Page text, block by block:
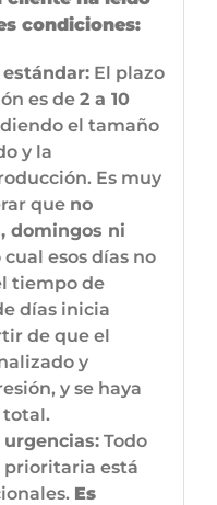
condiciones:
El plazo
es de 2 a 10
el tamaño
y la
Es muy
que no
domingos ni
cual esos días no
tiempo de
días inicia
de que el
y
y se haya
total.
Todo
prioritaria está
Es